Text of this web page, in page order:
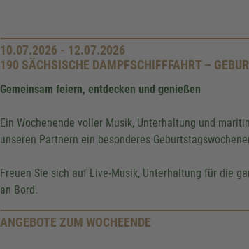
10.07.2026 - 12.07.2026
190 SÄCHSISCHE DAMPFSCHIFFFAHRT –
Gemeinsam feiern, entdecken und genießen
Ein Wochenende voller Musik, Unterhaltung und
unseren Partnern ein besonderes
Freuen Sie sich auf Live-Musik, Unterhaltung für die
an Bord.
ANGEBOTE ZUM WOCHEENDE